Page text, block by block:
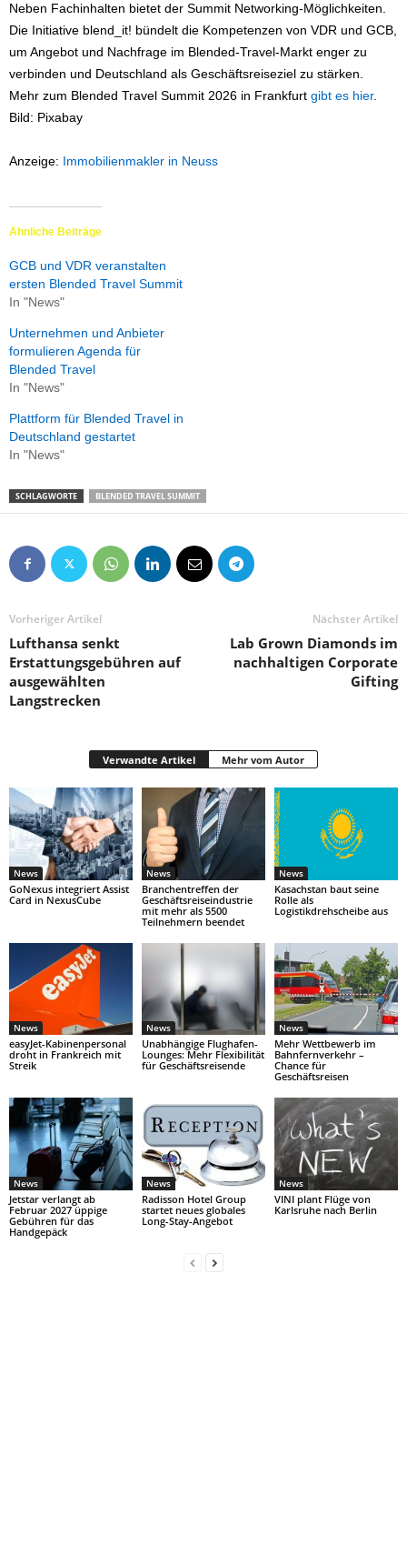
Neben Fachinhalten bietet der Summit Networking-Möglichkeiten.
Die Initiative blend_it! bündelt die Kompetenzen von VDR und GCB,
um Angebot und Nachfrage im Blended-Travel-Markt enger zu
verbinden und Deutschland als Geschäftsreiseziel zu stärken.
Mehr zum Blended Travel Summit 2026 in Frankfurt gibt es hier.
Bild: Pixabay
Anzeige: Immobilienmakler in Neuss
Ähnliche Beiträge
GCB und VDR veranstalten
ersten Blended Travel Summit
In "News"
Unternehmen und Anbieter
formulieren Agenda für
Blended Travel
In "News"
Plattform für Blended Travel in
Deutschland gestartet
In "News"
SCHLAGWORTE BLENDED TRAVEL SUMMIT
Vorheriger Artikel
Lufthansa senkt
Erstattungsgebühren auf
ausgewählten
Langstrecken
Nächster Artikel
Lab Grown Diamonds im
nachhaltigen Corporate
Gifting
Verwandte Artikel Mehr vom Autor
News
GoNexus integriert Assist
Card in NexusCube
News
Branchentreffen der
Geschäftsreiseindustrie
mit mehr als 5500
Teilnehmern beendet
News
Kasachstan baut seine
Rolle als
Logistikdrehscheibe aus
News
easyJet-Kabinenpersonal
droht in Frankreich mit
Streik
News
Unabhängige Flughafen-
Lounges: Mehr Flexibilität
für Geschäftsreisende
News
Mehr Wettbewerb im
Bahnfernverkehr –
Chance für
Geschäftsreisen
News
Jetstar verlangt ab
Februar 2027 üppige
Gebühren für das
Handgepäck
News
Radisson Hotel Group
startet neues globales
Long-Stay-Angebot
News
VINI plant Flüge von
Karlsruhe nach Berlin